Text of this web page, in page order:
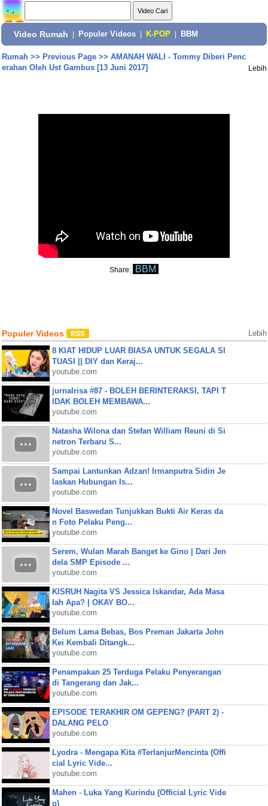
Video Rumah Populer Videos K-POP BBM
Rumah>> Previous Page>> AMANAH WALI - Tommy Diberi Penc
erahan Oleh Ust Gambus [13 Juni 2017]
Lebih
Share: BBM
Populer Videos Lebih
8 KIAT HIDUP LUAR BIASA UNTUK SEGALA SI
TUASI || DIY dan Keraj...
youtube.com
jurnalrisa #87 - BOLEH BERINTERAKSI, TAPI T
IDAK BOLEH MEMBAWA...
youtube.com
Natasha Wilona dan Stefan William Reuni di Si
netron Terbaru S...
youtube.com
Sampai Lantunkan Adzan! Irmanputra Sidin Je
laskan Hubungan Is...
youtube.com
Novel Baswedan Tunjukkan Bukti Air Keras da
n Foto Pelaku Peng...
youtube.com
Serem, Wulan Marah Banget ke Gino | Dari Jen
dela SMP Episode ...
youtube.com
KISRUH Nagita VS Jessica Iskandar, Ada Masa
lah Apa? | OKAY BO...
youtube.com
Belum Lama Bebas, Bos Preman Jakarta John
Kei Kembali Ditangk...
youtube.com
Penampakan 25 Terduga Pelaku Penyerangan
di Tangerang dan Jak...
youtube.com
EPISODE TERAKHIR OM GEPENG? (PART 2) -
DALANG PELO
youtube.com
Lyodra - Mengapa Kita #TerlanjurMencinta (Offi
cial Lyric Vide...
youtube.com
Mahen - Luka Yang Kurindu (Official Lyric Vide
o)